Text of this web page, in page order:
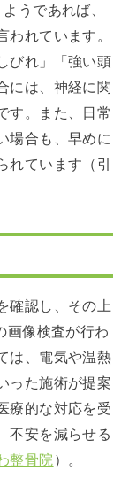
うであれば、
れています。
びれ」「強い頭
には、神経に関
す。また、日常
場合も、早めに
れています（引
確認し、その上
画像検査が行わ
は、電気や温熱
った施術が提案
療的な対応を受
不安を減らせる
整骨院 ）。